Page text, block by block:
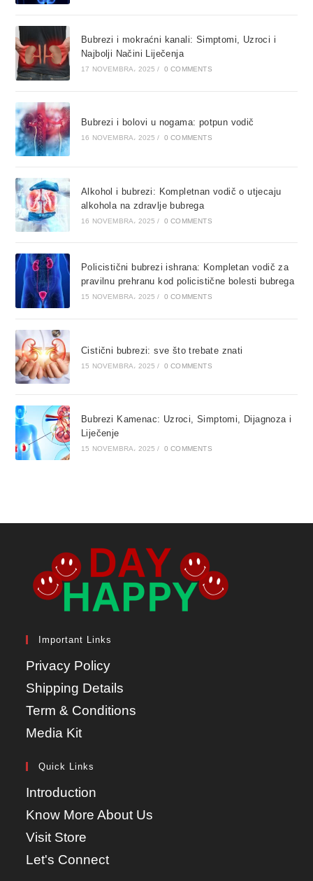
Bubrezi i mokraćni kanali: Simptomi, Uzroci i
Najbolji Načini Liječenja
17 NOVEMBRA، 2025 / 0 COMMENTS
Bubrezi i bolovi u nogama: potpun vodič
16 NOVEMBRA، 2025 / 0 COMMENTS
Alkohol i bubrezi: Kompletnan vodič o utjecaju
alkohola na zdravlje bubrega
16 NOVEMBRA، 2025 / 0 COMMENTS
Policistični bubrezi ishrana: Kompletan vodič za
pravilnu prehranu kod policistične bolesti bubrega
15 NOVEMBRA، 2025 / 0 COMMENTS
Cistični bubrezi: sve što trebate znati
15 NOVEMBRA، 2025 / 0 COMMENTS
Bubrezi Kamenac: Uzroci, Simptomi, Dijagnoza i
Liječenje
15 NOVEMBRA، 2025 / 0 COMMENTS
Important Links
Privacy Policy
Shipping Details
Term & Conditions
Media Kit
Quick Links
Introduction
Know More About Us
Visit Store
Let's Connect